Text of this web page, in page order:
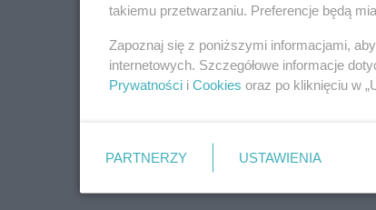
takiemu przetwarzaniu. Preferencje będą
Zapoznaj się z poniższymi informacjami,
internetowych. Szczegółowe informacje
Prywatności i Cookies oraz po kliknięciu w
PARTNERZY USTAWIENIA